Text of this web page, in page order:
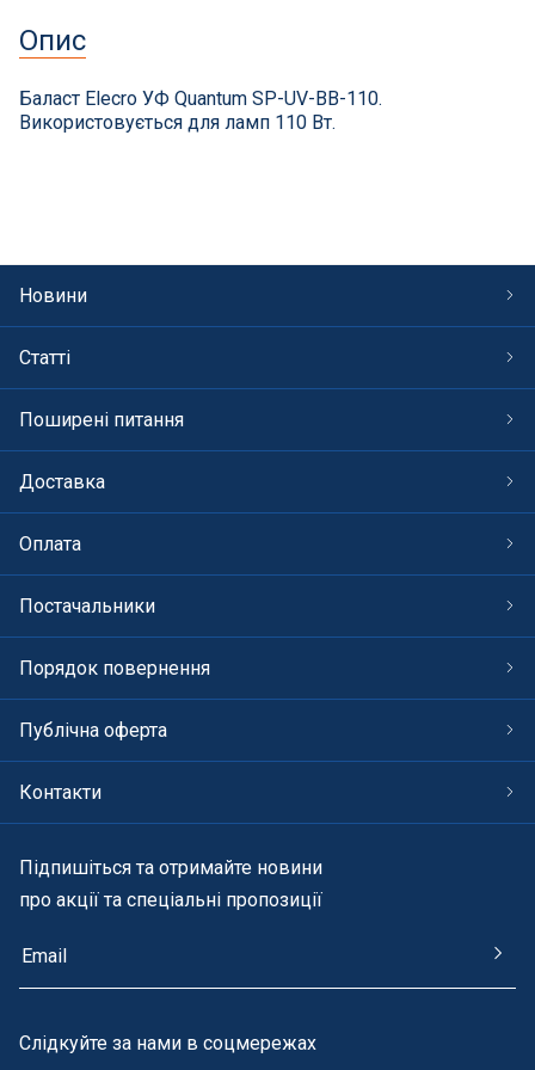
Меблі для басейну
Вогнища та каміни
Труби і фіттінги
Корисні дрібнички
Розпродаж
Опис
Баласт Elecro УФ Quantum SP-UV-BB-110.
Використовується для ламп 110 Вт.
Новини
Статті
Поширені питання
Доставка
Оплата
Постачальники
Порядок повернення
Публічна оферта
Контакти
Підпишіться та отримайте новини
про акції та спеціальні пропозиції
Cлідкуйте за нами в соцмережах